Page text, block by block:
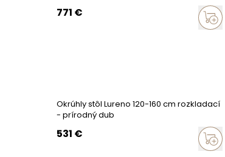
771 €
Okrúhly stôl Lureno 120-160 cm rozkladací
- prírodný dub
531 €